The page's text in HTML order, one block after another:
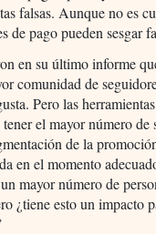
falsas. Aunque no es
de pago pueden sesgar
en su último informe
comunidad de
Pero las
el mayor número
de la
en el momento
mayor número de
¿tiene esto un impacto